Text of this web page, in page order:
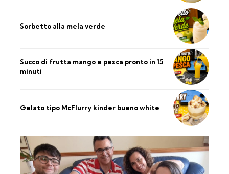
Sorbetto alla mela verde
Succo di frutta mango e pesca pronto in 15
minuti
Gelato tipo McFlurry kinder bueno white